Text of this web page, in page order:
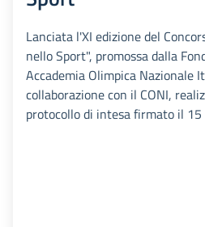
Lanciata l'XI edizione del
nello Sport", promossa dalla
Accademia Olimpica Nazionale
collaborazione con il CONI,
protocollo di intesa firmato il